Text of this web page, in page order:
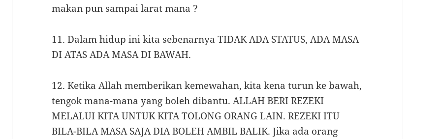
makan pun sampai larat mana ?
11. Dalam hidup ini kita sebenarnya TIDAK ADA STATUS, ADA MASA
DI ATAS ADA MASA DI BAWAH.
12. Ketika Allah memberikan kemewahan, kita kena turun ke bawah,
tengok mana-mana yang boleh dibantu. ALLAH BERI REZEKI
MELALUI KITA UNTUK KITA TOLONG ORANG LAIN. REZEKI ITU
BILA-BILA MASA SAJA DIA BOLEH AMBIL BALIK. Jika ada orang